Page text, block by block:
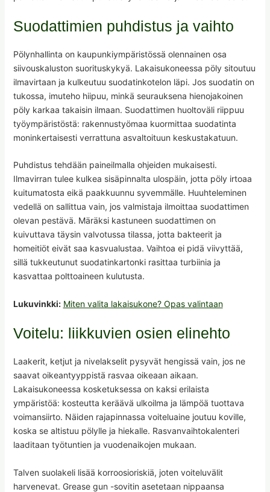
Suodattimien puhdistus ja vaihto
Pölynhallinta on kaupunkiympäristössä olennainen osa
siivouskaluston suorituskykyä. Lakaisukoneessa pöly sitoutuu
ilmavirtaan ja kulkeutuu suodatinkotelon läpi. Jos suodatin on
tukossa, imuteho hiipuu, minkä seurauksena hienojakoinen
pöly karkaa takaisin ilmaan. Suodattimen huoltoväli riippuu
työympäristöstä: rakennustyömaa kuormittaa suodatinta
moninkertaisesti verrattuna asvaltoituun keskustakatuun.
Puhdistus tehdään paineilmalla ohjeiden mukaisesti.
Ilmavirran tulee kulkea sisäpinnalta ulospäin, jotta pöly irtoaa
kuitumatosta eikä paakkuunnu syvemmälle. Huuhteleminen
vedellä on sallittua vain, jos valmistaja ilmoittaa suodattimen
olevan pestävä. Märäksi kastuneen suodattimen on
kuivuttava täysin valvotussa tilassa, jotta bakteerit ja
homeitiöt eivät saa kasvualustaa. Vaihtoa ei pidä viivyttää,
sillä tukkeutunut suodatinkartonki rasittaa turbiinia ja
kasvattaa polttoaineen kulutusta.
Lukuvinkki: Miten valita lakaisukone? Opas valintaan
Voitelu: liikkuvien osien elinehto
Laakerit, ketjut ja nivelakselit pysyvät hengissä vain, jos ne
saavat oikeantyyppistä rasvaa oikeaan aikaan.
Lakaisukoneessa kosketuksessa on kaksi erilaista
ympäristöä: kosteutta keräävä ulkoilma ja lämpöä tuottava
voimansiirto. Näiden rajapinnassa voiteluaine joutuu koville,
koska se altistuu pölylle ja hiekalle. Rasvanvaihtokalenteri
laaditaan työtuntien ja vuodenaikojen mukaan.
Talven suolakeli lisää korroosioriskiä, joten voiteluvälit
harvenevat. Grease gun -sovitin asetetaan nippaansa